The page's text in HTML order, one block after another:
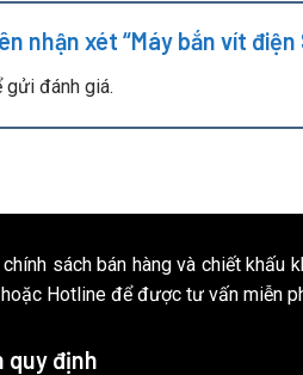
nhận xét “Máy bắn vít điện
gửi đánh giá.
sách bán hàng và chiết
Hotline để được tư vấn miễn
quy định